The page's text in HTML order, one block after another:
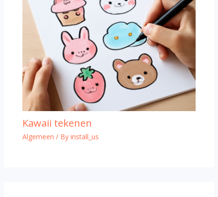
Kawaii tekenen
Algemeen / By install_us